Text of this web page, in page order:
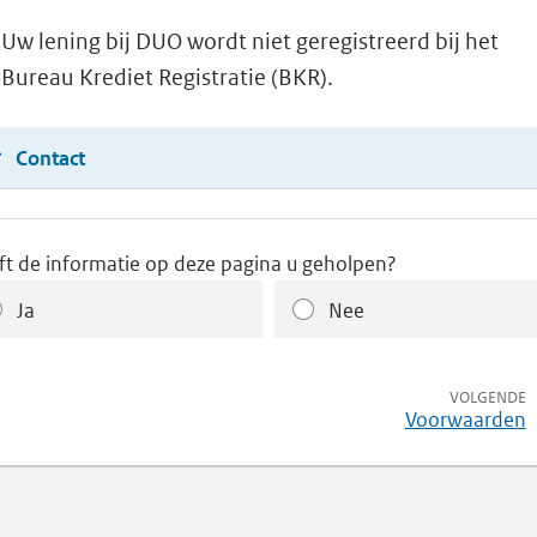
Uw lening bij DUO wordt niet geregistreerd bij het
Bureau Krediet Registratie (BKR).
Contact
de informatie op deze pagina u geholpen?
Ja
Nee
VOLGENDE
Voorwaarden